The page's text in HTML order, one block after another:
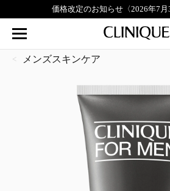
価格改定のお知らせ〈2026年7月
メンズスキンケア